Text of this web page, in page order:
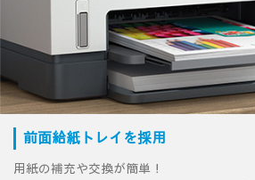
前面給紙トレイを採用
用紙の補充や交換が簡単！